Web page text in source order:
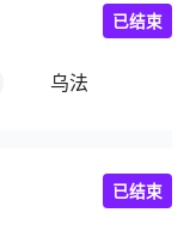
乌法
已结束
已结束